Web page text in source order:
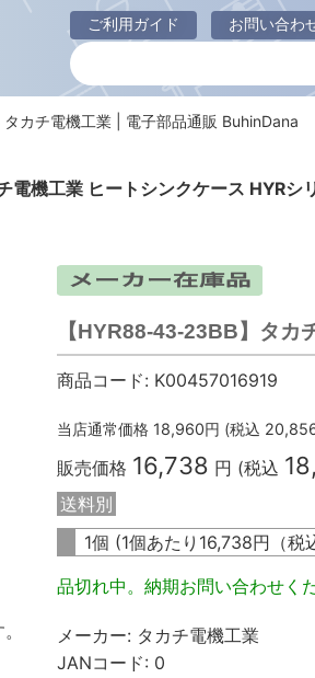
ご利用ガイド お問い合わ
電機工業 ヒートシンクケース HYRシ
カチ電機工業 | 電子部品通販 BuhinDana
【HYR88-43-23BB】タカ
商品コード: K00457016919
当店通常価格 18,960円 (税込
販売価格 16,738 円 (税込
送料別
1個 (1個あたり 16,738円（税
品切れ中。納期お問い合わせくだ
メーカー: タカチ電機工業
JANコード: 0